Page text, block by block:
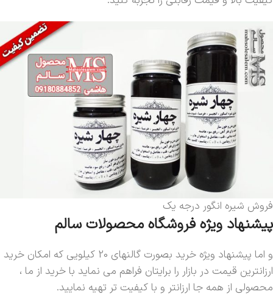
فروش شیره انگور درجه یک
پیشنهاد ویژه فروشگاه محصولات سالم
و اما پیشنهاد ویژه خرید بصورت گالنهای 20 کیلویی که امکان خرید
ارزانترین قیمت در بازار را برایتان فراهم می نماید با خرید از ما ،
محصولی از همه جا ارزانتر و با کیفیت تر تهیه نمایید.